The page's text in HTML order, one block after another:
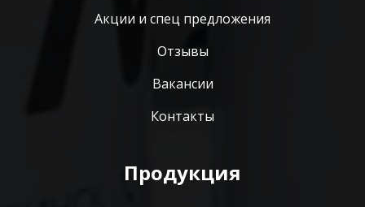
Акции и спец предложения
Отзывы
Вакансии
Контакты
Продукция